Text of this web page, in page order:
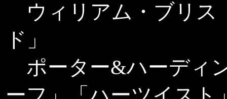
ウィリアム・ブリス
ド」
ポーター&ハーディ